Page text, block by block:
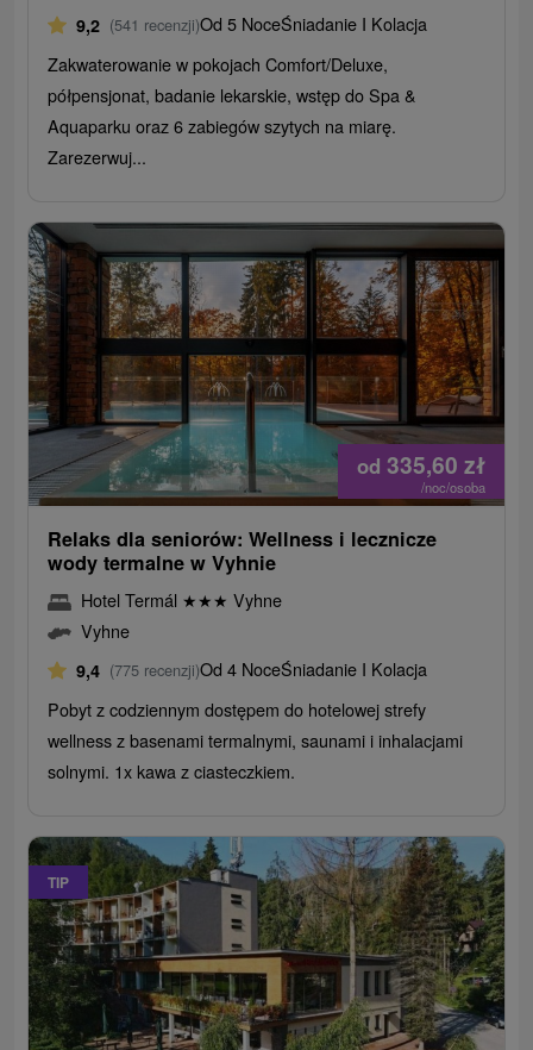
9,2 (541 recenzji)Od 5 NoceŚniadanie I Kolacja
Zakwaterowanie w pokojach Comfort/Deluxe,
półpensjonat, badanie lekarskie, wstęp do Spa &
Aquaparku oraz 6 zabiegów szytych na miarę.
Zarezerwuj...
od 335,60 zł
/noc/osoba
Relaks dla seniorów: Wellness i lecznicze
wody termalne w Vyhnie
Hotel Termál ★★★ Vyhne
Vyhne
9,4 (775 recenzji)Od 4 NoceŚniadanie I Kolacja
Pobyt z codziennym dostępem do hotelowej strefy
wellness z basenami termalnymi, saunami i inhalacjami
solnymi. 1x kawa z ciasteczkiem.
TIP